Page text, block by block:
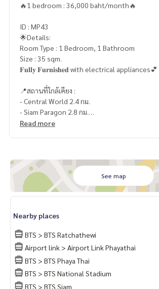
🔥1 bedroom : 36,000 baht/month🔥
ID : MP43
🌟Details:
Room Type : 1 Bedroom, 1 Bathroom
Size : 35 sqm.
𝐅𝐮𝐥𝐥𝐲 𝐅𝐮𝐫𝐧𝐢𝐬𝐡𝐞𝐝 with electrical appliances💕
📍สถานที่ใกล้เคียง :
- Central World 2.4 กม.
- Siam Paragon 2.8 กม.
- Siam Center 2.7 กม.
- พันธุ์ทิพย์ พลาซ่า 900 กม.
- Central ชิดลม 2.4 กม.
- Siam Square 3 กม.
- รพ.พญาไท 1 1.4 กม.
- จุฬาลงกรณ์มหาวิทยาลัย 2.3 กม.
🥰 Contact
Line : @therealproperty
Wechat : TheRealP
WhatsApp : +66 82 269 6289
Tel092-628-9945
Read more
See map
Nearby places
BTS > BTS Ratchathewi
Airport link > Airport Link Phayathai
BTS > BTS Phaya Thai
BTS > BTS National Stadium
BTS > BTS Siam